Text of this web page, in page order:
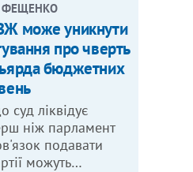
ФЕЩЕНКО
може уникнути
про чверть
бюджетних
суд ліквідує
ніж парламент
подавати
можуть…